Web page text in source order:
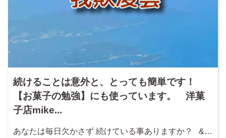
続けることは意外と、とっても簡単です！
【お菓子の勉強】にも使っています。 洋菓
子店mike...
あなたは毎日欠かさず 続けている事ありますか？ &…